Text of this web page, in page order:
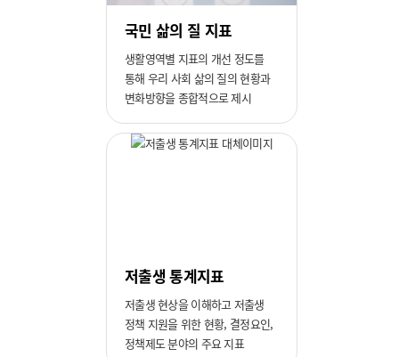
국민 삶의 질 지표
생활영역별 지표의 개선 정도를
통해 우리 사회 삶의 질의 현황과
변화방향을 종합적으로 제시
저출생 통계지표
저출생 현상을 이해하고 저출생
정책 지원을 위한 현황, 결정요인,
정책제도 분야의 주요 지표